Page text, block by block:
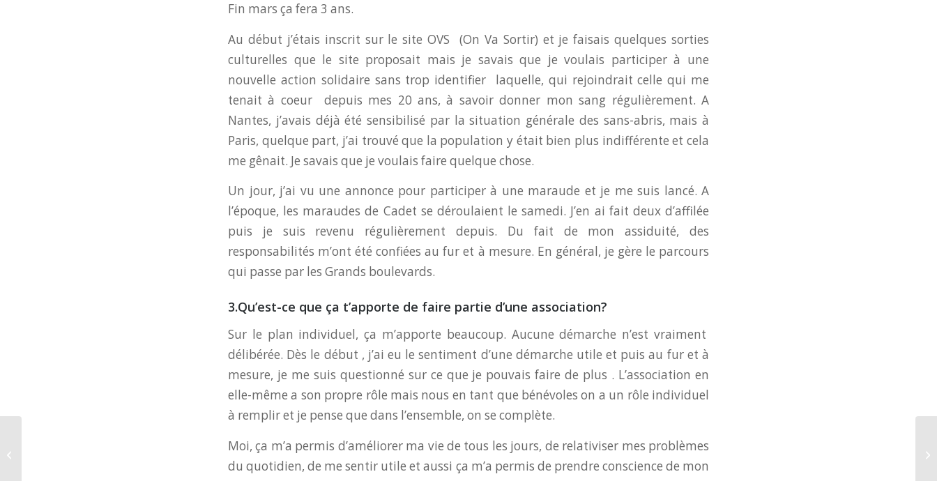
Fin mars ça fera 3 ans.
Au début j’étais inscrit sur le site OVS (On Va Sortir) et je faisais quelques sorties
culturelles que le site proposait mais je savais que je voulais participer à une
nouvelle action solidaire sans trop identifier laquelle, qui rejoindrait celle qui me
tenait à coeur depuis mes 20 ans, à savoir donner mon sang régulièrement. A
Nantes, j’avais déjà été sensibilisé par la situation générale des sans-abris, mais à
Paris, quelque part, j’ai trouvé que la population y était bien plus indifférente et cela
me gênait. Je savais que je voulais faire quelque chose.
Un jour, j’ai vu une annonce pour participer à une maraude et je me suis lancé. A
l’époque, les maraudes de Cadet se déroulaient le samedi. J’en ai fait deux d’affilée
puis je suis revenu régulièrement depuis. Du fait de mon assiduité, des
responsabilités m’ont été confiées au fur et à mesure. En général, je gère le parcours
qui passe par les Grands boulevards.
3.Qu’est-ce que ça t’apporte de faire partie d’une association?
Sur le plan individuel, ça m’apporte beaucoup. Aucune démarche n’est vraiment
délibérée. Dès le début , j’ai eu le sentiment d’une démarche utile et puis au fur et à
mesure, je me suis questionné sur ce que je pouvais faire de plus . L’association en
elle-même a son propre rôle mais nous en tant que bénévoles on a un rôle individuel
à remplir et je pense que dans l’ensemble, on se complète.
Moi, ça m’a permis d’améliorer ma vie de tous les jours, de relativiser mes problèmes
du quotidien, de me sentir utile et aussi ça m’a permis de prendre conscience de mon